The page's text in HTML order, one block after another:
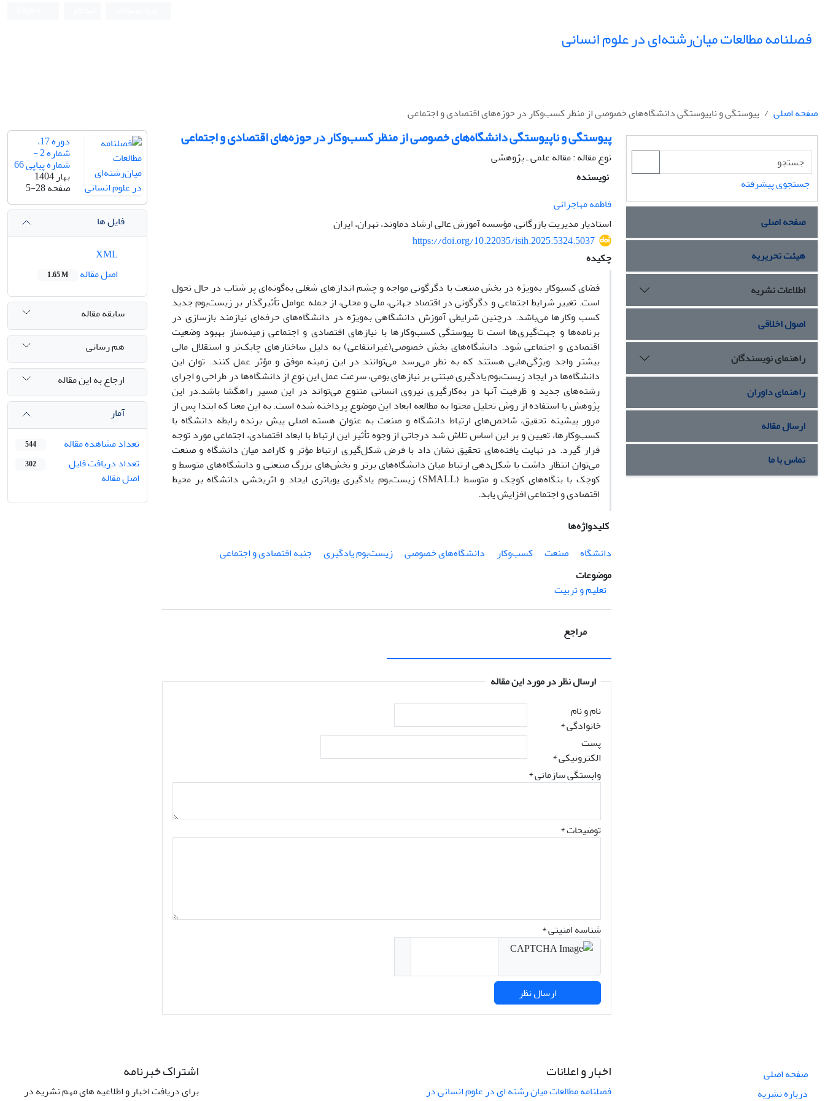
فصلنامه مطالعات میان‌رشته‌ای در علوم انسانی
صفحه اصلی پیوستگی و ناپیوستگی دانشگاه‌های خصوصی از منظر کسب‌وکار در حوزه‌های اقتصادی و اجتماعی
پیوستگی و ناپیوستگی دانشگاه‌های خصوصی از منظر کسب‌وکار در حوزه‌های اقتصادی و اجتماعی
نوع مقاله : مقاله علمی ـ پژوهشی
نویسنده
فاطمه مهاجرانی
استادیار مدیریت بازرگانی، مؤسسه آموزش عالی ارشاد دماوند، تهران، ایران
https://doi.org/10.22035/isih.2025.5324.5037
چکیده
فضای کسب­وکار به‌ویژه در بخش صنعت با دگرگونی مواجه و چشم اندازهای شغلی به‌گونه‌ای پر شتاب در حال تحول
است. تغییر شرایط اجتماعی و دگرگونی در اقتصاد جهانی، ملی و محلی، از جمله عوامل تأثیرگذار بر زیست‌بوم جدید
کسب وکارها می‌باشد. درچنین شرایطی آموزش دانشگاهی به‌ویژه در دانشگاه‌های حرفه‌ای نیازمند بازسازی در
برنامه‌ها و جهت‌گیری‌ها است تا پیوستگی کسب‌و‌کارها با نیازهای اقتصادی و اجتماعی زمینه‌ساز بهبود وضعیت
اقتصادی و اجتماعی شود. دانشگاه‌های بخش خصوصی(غیرانتفاعی) به دلیل ساختارهای چابک‌تر و استقلال مالی
بیشتر واجد ویژگی‌هایی هستند که به نظر می‌رسد می‌توانند در این زمینه موفق و مؤثر عمل کنند. توان این
دانشگاه‌ها در ایجاد زیست‌بوم یادگیری مبتنی بر نیازهای بومی، سرعت عمل این نوع از دانشگاه‌ها در طراحی و اجرای
رشته‌های جدید و ظرفیت آنها در به‌کارگیری نیروی انسانی متنوع می‌تواند در این مسیر راهگشا باشد.در این
پژوهش با استفاده از روش تحلیل محتوا به مطالعه ابعاد این موضوع پرداخته شده است. به این معنا که ابتدا پس از
مرور پیشینه تحقیق، شاخص‌های ارتباط دانشگاه و صنعت به عنوان هسته اصلی پیش برنده رابطه دانشگاه با
کسب‌و‌کارها، تعیین و بر این اساس تلاش شد درجاتی از وجوه تأثیر این ارتباط با ابعاد اقتصادی، اجتماعی مورد توجه
قرار گیرد. در نهایت یافته‌های تحقیق نشان داد با فرض شکل‌گیری ارتباط مؤثر و کارامد میان دانشگاه و صنعت
می‌توان انتظار داشت با شکل‌دهی ارتباط میان دانشگاه‌های برتر و بخش‌های بزرگ صنعتی و دانشگاه‌های متوسط و
کوچک با بنگاه‌های کوچک و متوسط (SMALL) زیست‌بوم یادگیری پویاتری ایحاد و اثریخشی دانشگاه بر محیط
اقتصادی و اجتماعی افزایش یابد.
کلیدواژه‌ها
دانشگاه
صنعت کسب‌و‌کار دانشگاه‌های خصوصی زیست‌بوم یادگیری
جنبه اقتصادی و اجتماعی
موضوعات
تعلیم و تربیت
مراجع
ارسال نظر در مورد این مقاله
نام و نام
خانوادگی*
پست
الکترونیکی*
وابستگی سازمانی *
توضیحات *
شناسه امنیتی *
دوره 17،
شماره 2 -
شماره پیاپی 66
بهار 1404
صفحه5-28
فایل ها
اصل مقاله
1.65 M
سابقه مقاله
هم رسانی
ارجاع به این مقاله
آمار
تعداد مشاهده مقاله
544
تعداد دریافت فایل
اصل مقاله
302
جستجوی پیشرفته
صفحه اصلی
هیئت تحریریه
اطلاعات نشریه
اصول اخلاقی
راهنمای نویسندگان
راهنمای داوران
ارسال مقاله
تماس با ما
صفحه اصلی
درباره نشریه
اخبار و اعلانات
فصلنامه مطالعات میان رشته ای در علوم انسانی در
اشتراک خبرنامه
برای دریافت اخبار و اطلاعیه های مهم نشریه در